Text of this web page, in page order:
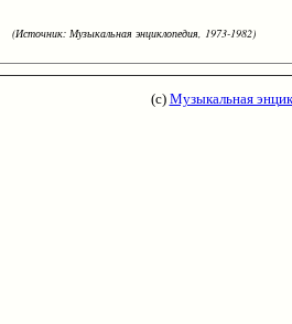
(Источник: Музыкальная энциклопедия, 1973-1982)
(с) Музыкальная